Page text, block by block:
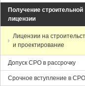
Получение строительной
лицензии
Лицензии на
и проектирование
Допуск СРО в рассрочку
Срочное вступление в СРО